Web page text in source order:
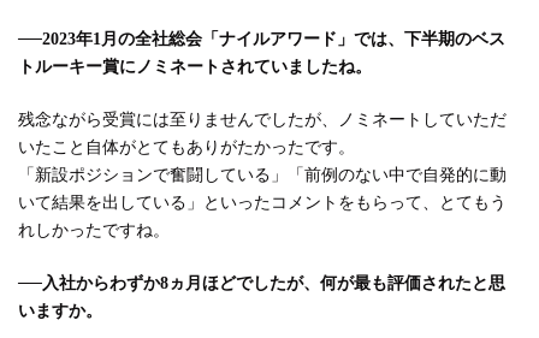
──2023年1月の全社総会「ナイルアワード」では、下半期のベス
トルーキー賞にノミネートされていましたね。
残念ながら受賞には至りませんでしたが、ノミネートしていただ
いたこと自体がとてもありがたかったです。
「新設ポジションで奮闘している」「前例のない中で自発的に動
いて結果を出している」といったコメントをもらって、とてもう
れしかったですね。
──入社からわずか8ヵ月ほどでしたが、何が最も評価されたと思
いますか。